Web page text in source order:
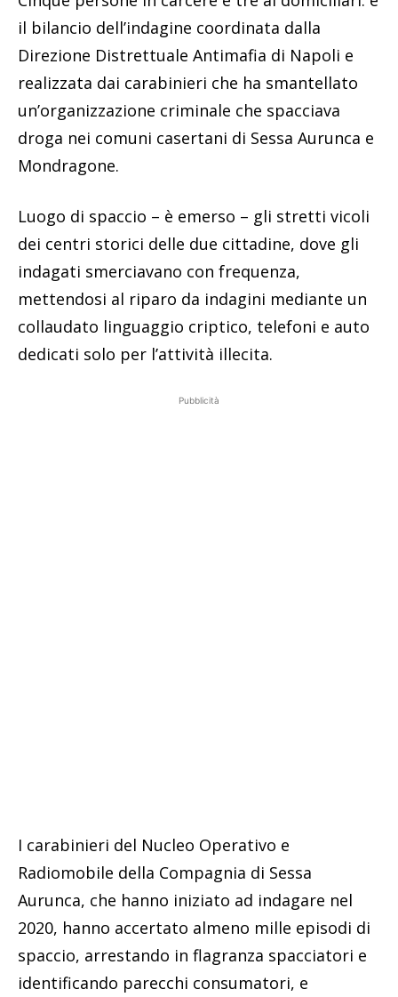
il bilancio dell’indagine coordinata dalla
Direzione Distrettuale Antimafia di Napoli e
realizzata dai carabinieri che ha smantellato
un’organizzazione criminale che spacciava
droga nei comuni casertani di Sessa Aurunca e
Mondragone.
Luogo di spaccio – è emerso – gli stretti vicoli
dei centri storici delle due cittadine, dove gli
indagati smerciavano con frequenza,
mettendosi al riparo da indagini mediante un
collaudato linguaggio criptico, telefoni e auto
dedicati solo per l’attività illecita.
Pubblicità
I carabinieri del Nucleo Operativo e
Radiomobile della Compagnia di Sessa
Aurunca, che hanno iniziato ad indagare nel
2020, hanno accertato almeno mille episodi di
spaccio, arrestando in flagranza spacciatori e
identificando parecchi consumatori, e